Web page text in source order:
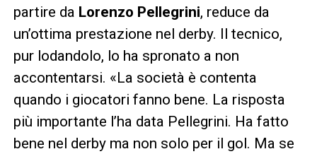
partire da Lorenzo Pellegrini, reduce da
un’ottima prestazione nel derby. Il tecnico,
pur lodandolo, lo ha spronato a non
accontentarsi. «La società è contenta
quando i giocatori fanno bene. La risposta
più importante l’ha data Pellegrini. Ha fatto
bene nel derby ma non solo per il gol. Ma se